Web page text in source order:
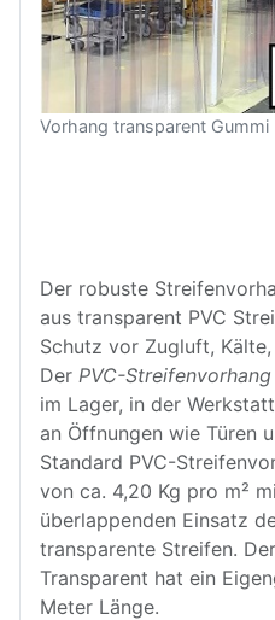
Vorhang transparent
Der robuste
aus transparent PVC
Schutz vor Zugluft,
Der PVC-Streifenvorhang
im Lager, in der
an Öffnungen wie Türen
Standard PVC-
von ca. 4,20 Kg pro m²
überlappenden Einsatz
transparente Streifen.
Transparent hat ein
Meter Länge.